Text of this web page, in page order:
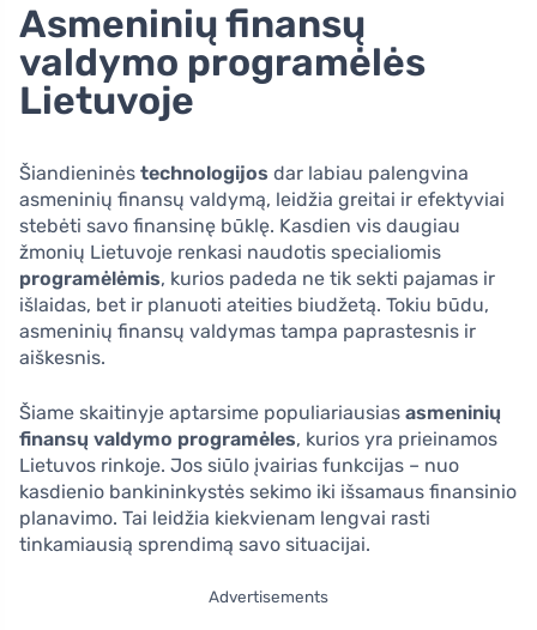
Asmeninių finansų
valdymo programėlės
Lietuvoje
Šiandieninės technologijos dar labiau palengvina
asmeninių finansų valdymą, leidžia greitai ir efektyviai
stebėti savo finansinę būklę. Kasdien vis daugiau
žmonių Lietuvoje renkasi naudotis specialiomis
programėlėmis, kurios padeda ne tik sekti pajamas ir
išlaidas, bet ir planuoti ateities biudžetą. Tokiu būdu,
asmeninių finansų valdymas tampa paprastesnis ir
aiškesnis.
Šiame skaitinyje aptarsime populiariausias asmeninių
finansų valdymo programėles, kurios yra prieinamos
Lietuvos rinkoje. Jos siūlo įvairias funkcijas – nuo
kasdienio bankininkystės sekimo iki išsamaus finansinio
planavimo. Tai leidžia kiekvienam lengvai rasti
tinkamiausią sprendimą savo situacijai.
Advertisements